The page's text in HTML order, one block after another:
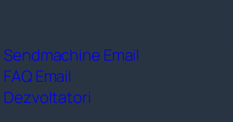
Sendmachine Email
FAQ Email
Dezvoltatori